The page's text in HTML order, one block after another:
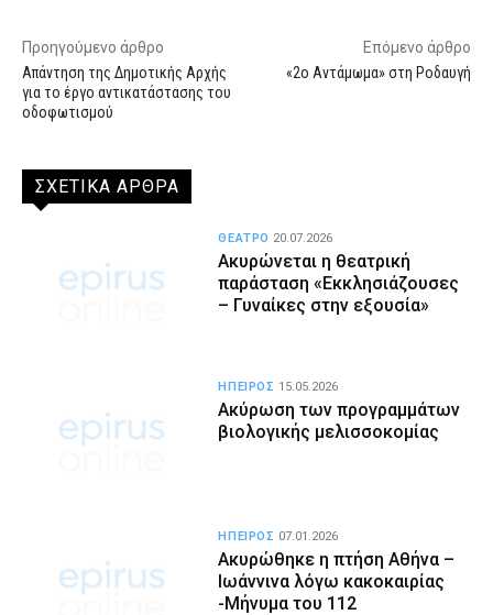
Προηγούμενο άρθρο
Απάντηση της Δημοτικής Αρχής
για το έργο αντικατάστασης του
οδοφωτισμού
Επόμενο άρθρο
«2ο Αντάμωμα» στη Ροδαυγή
ΣΧΕΤΙΚΑ ΑΡΘΡΑ
Ακυρώνεται η θεατρική
παράσταση «Εκκλησιάζουσες
– Γυναίκες στην εξουσία»
ΘΕΑΤΡΟ 20.07.2026
Ακύρωση των προγραμμάτων
βιολογικής μελισσοκομίας
ΗΠΕΙΡΟΣ 15.05.2026
Ακυρώθηκε η πτήση Αθήνα –
Ιωάννινα λόγω κακοκαιρίας
-Μήνυμα του 112
ΗΠΕΙΡΟΣ 07.01.2026